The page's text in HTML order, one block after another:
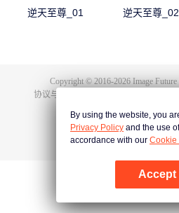
之时终于觉醒了鸿蒙至尊的记忆。 原先废柴
命，拥有了神级的天赋，然后开始修炼前世
也收获了多位风姿卓绝的佳丽。
逆天至尊_01 逆天至尊_02
Copyright © 2016-2026Image
协议与条款
By using the website, you
Privacy Policy and the use
accordance with our Cookie
Accept